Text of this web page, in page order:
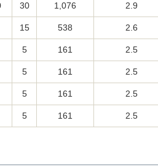
30 1,076 2.9
15 538 2.6
5 161 2.5
5 161 2.5
5 161 2.5
5 161 2.5